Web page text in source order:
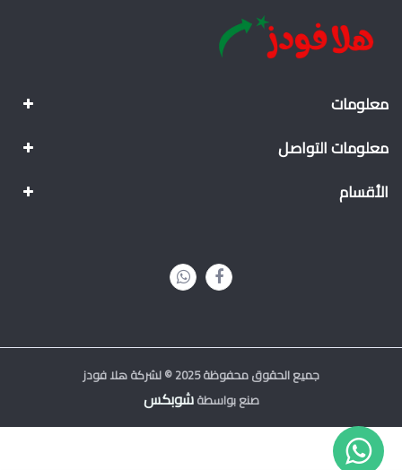
معلومات
معلومات التواصل
الأقسام
جميع الحقوق محفوظة 2025 © لشركة هلا فودز
صنع بواسطةشوبكس